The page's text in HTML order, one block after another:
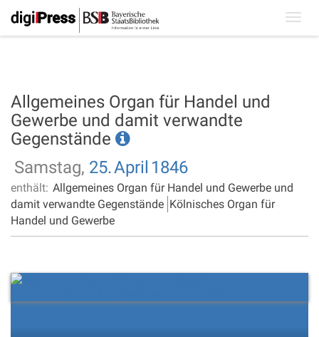
Allgemeines Organ für Handel und
Gewerbe und damit verwandte
Gegenstände
Samstag, 25.April 1846
enthält: Allgemeines Organ für Handel und Gewerbe und
damit verwandte Gegenstände Kölnisches Organ für
Handel und Gewerbe